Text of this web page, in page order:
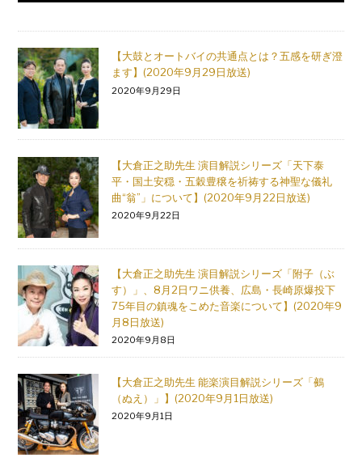
【大鼓とオートバイの共通点とは？五感を研ぎ澄
ます】(2020年9月29日放送)
2020年9月29日
【大倉正之助先生 演目解説シリーズ「天下泰
平・国土安穏・五穀豊穣を祈祷する神聖な儀礼
曲“翁”」について】(2020年9月22日放送)
2020年9月22日
【大倉正之助先生 演目解説シリーズ「附子（ぶ
す）」、8月2日ワニ供養、広島・長崎原爆投下
75年目の鎮魂をこめた音楽について】(2020年9
月8日放送)
2020年9月8日
【大倉正之助先生 能楽演目解説シリーズ「鵺
（ぬえ）」】(2020年9月1日放送)
2020年9月1日